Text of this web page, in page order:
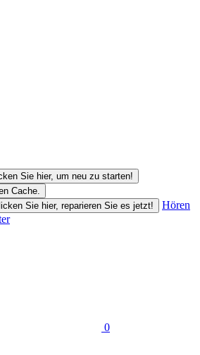
Sie hier, um neu zu starten!
Cache.
Sie hier, reparieren Sie es jetzt!
Hören
0